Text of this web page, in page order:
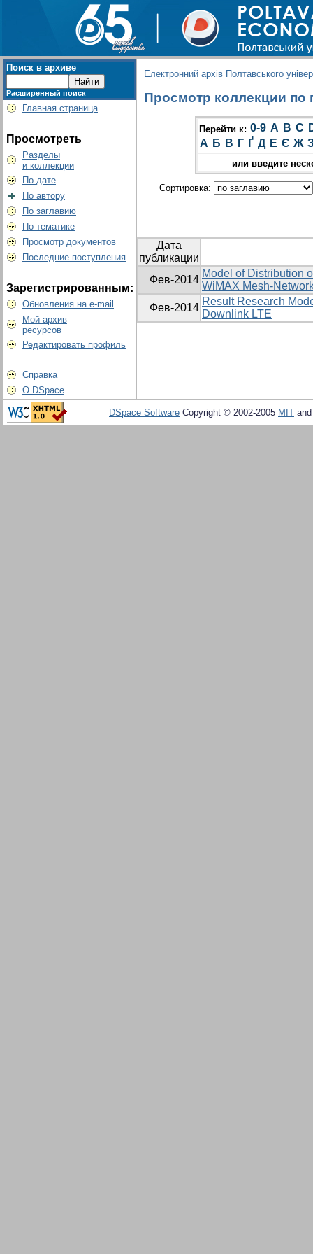
Поиск в архиве
Расширенный поиск
Главная страница
Просмотреть
Разделы
и коллекции
По дате
По автору
По заглавию
По тематике
Просмотр документов
Последние поступления
Зарегистрированным:
Обновления на e-mail
Мой архив
ресурсов
Редактировать профиль
Справка
О DSpace
Електронний архів Полтавського
Просмотр коллекции по
Перейти к: 0-9 A B C
А Б В Г Ґ Д Е Є Ж
или введите
Сортировка:
Дата
публикации
Фев-2014
Model of Distribution
WiMAX Mesh-
Фев-2014
Result Research
Downlink LTE
DSpace Software Copyright © 2002-2005 MIT